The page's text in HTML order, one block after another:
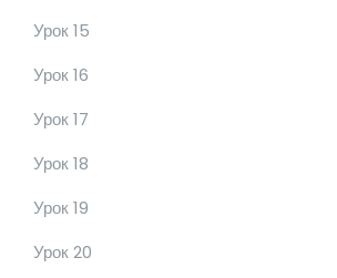
Урок 15
Урок 16
Урок 17
Урок 18
Урок 19
Урок 20